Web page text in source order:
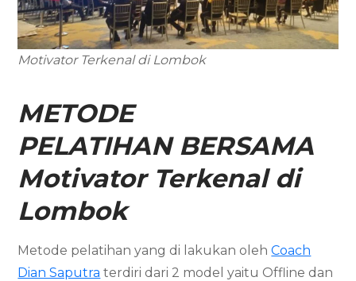
Motivator Terkenal di Lombok
METODE
PELATIHAN BERSAMA
Motivator Terkenal di
Lombok
Metode pelatihan yang di lakukan olehCoach
Dian Saputra terdiri dari 2 model yaitu Offline dan